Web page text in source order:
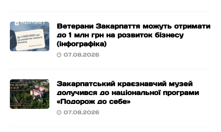
Ветерани Закарпаття можуть отримати
до 1 млн грн на розвиток бізнесу
(інфографіка)
07.08.2026
Закарпатський краєзнавчий музей
долучився до національної програми
«Подорож до себе»
07.08.2026